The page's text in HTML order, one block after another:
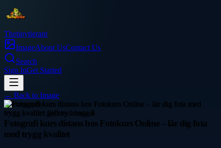
Thetinytierant
ImageAbout UsContact Us
Search
Sign InGet Started
← Back to Image
photography
Fotografi kurs distans hos Fotokurs Online – lär dig fota
med trygg kvalitet